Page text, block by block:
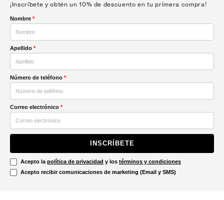
¡Inscríbete y obtén un 10% de descuento en tu primera compra!
Nombre *
Apellido *
Número de teléfono *
Correo electrónico *
INSCRÍBETE
Acepto la política de privacidad y los términos y condiciones
Acepto recibir comunicaciones de marketing (Email y SMS)